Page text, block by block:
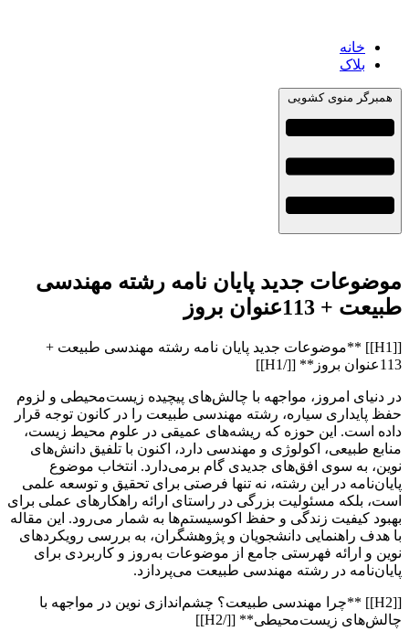
خانه
بلاک
همبرگر منوی کشویی
موضوعات جدید پایان نامه رشته مهندسی
طبیعت + 113عنوان بروز
[[H1]] **موضوعات جدید پایان نامه رشته مهندسی طبیعت +
113عنوان بروز** [[/H1]]
در دنیای امروز، مواجهه با چالش‌های پیچیده زیست‌محیطی و لزوم
حفظ پایداری سیاره، رشته مهندسی طبیعت را در کانون توجه قرار
داده است. این حوزه که ریشه‌های عمیقی در علوم محیط زیست،
منابع طبیعی، اکولوژی و مهندسی دارد، اکنون با تلفیق دانش‌های
نوین، به سوی افق‌های جدیدی گام برمی‌دارد. انتخاب موضوع
پایان‌نامه در این رشته، نه تنها فرصتی برای تحقیق و توسعه علمی
است، بلکه مسئولیت بزرگی در راستای ارائه راهکارهای عملی برای
بهبود کیفیت زندگی و حفظ اکوسیستم‌ها به شمار می‌رود. این مقاله
با هدف راهنمایی دانشجویان و پژوهشگران، به بررسی رویکردهای
نوین و ارائه فهرستی جامع از موضوعات به‌روز و کاربردی برای
پایان‌نامه در رشته مهندسی طبیعت می‌پردازد.
[[H2]] **چرا مهندسی طبیعت؟ چشم‌اندازی نوین در مواجهه با
چالش‌های زیست‌محیطی** [[/H2]]